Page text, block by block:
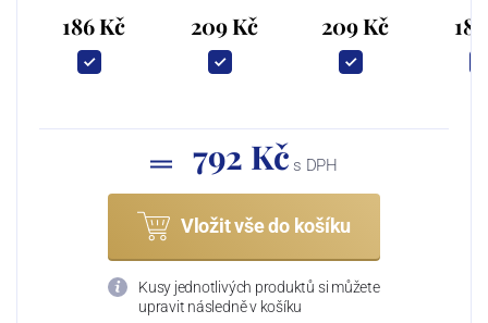
186 Kč 209 Kč 209 Kč
792 Kč s DPH
Vložit vše do košíku
Kusy jednotlivých produktů si můžete
upravit následně v košíku